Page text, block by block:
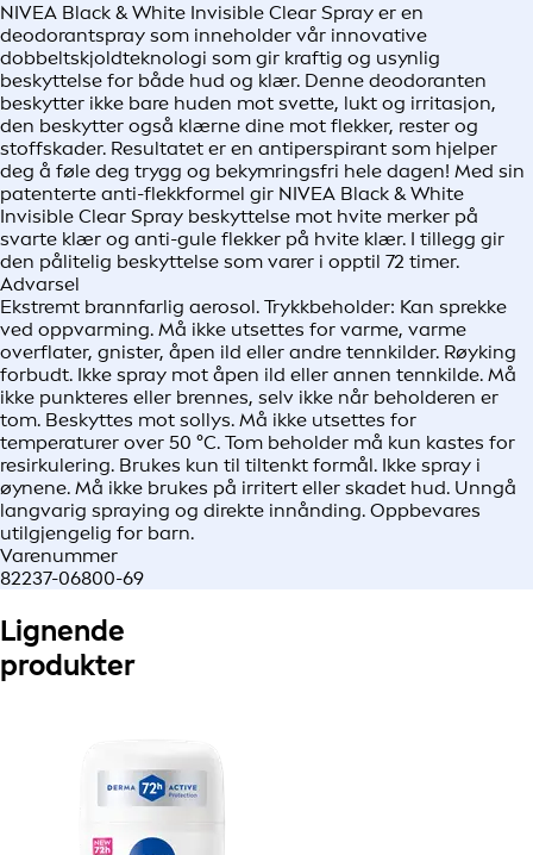
NIVEA Black & White Invisible Clear Spray er en
deodorantspray som inneholder vår innovative
dobbeltskjoldteknologi som gir kraftig og usynlig
beskyttelse for både hud og klær. Denne deodoranten
beskytter ikke bare huden mot svette, lukt og irritasjon,
den beskytter også klærne dine mot flekker, rester og
stoffskader. Resultatet er en antiperspirant som hjelper
deg å føle deg trygg og bekymringsfri hele dagen! Med sin
patenterte anti-flekkformel gir NIVEA Black & White
Invisible Clear Spray beskyttelse mot hvite merker på
svarte klær og anti-gule flekker på hvite klær. I tillegg gir
den pålitelig beskyttelse som varer i opptil 72 timer.
Advarsel
Ekstremt brannfarlig aerosol. Trykkbeholder: Kan sprekke
ved oppvarming. Må ikke utsettes for varme, varme
overflater, gnister, åpen ild eller andre tennkilder. Røyking
forbudt. Ikke spray mot åpen ild eller annen tennkilde. Må
ikke punkteres eller brennes, selv ikke når beholderen er
tom. Beskyttes mot sollys. Må ikke utsettes for
temperaturer over 50 °C. Tom beholder må kun kastes for
resirkulering. Brukes kun til tiltenkt formål. Ikke spray i
øynene. Må ikke brukes på irritert eller skadet hud. Unngå
langvarig spraying og direkte innånding. Oppbevares
utilgjengelig for barn.
Varenummer
82237-06800-69
Lignende
produkter